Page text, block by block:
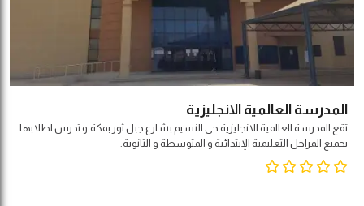
المدرسة العالمية الانجليزية
تقع المدرسة العالمية الانجليزية حى النسيم بشارع جبل ثور بمكة.و تدرس لطلابها
بجميع المراحل التعليمية الإبتدائية و المتوسطة و الثانوية.